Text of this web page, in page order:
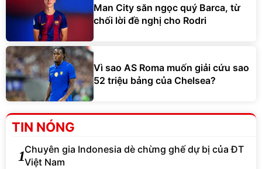
Man City săn ngọc quý Barca, từ
chối lời đề nghị cho Rodri
Vì sao AS Roma muốn giải cứu sao
52 triệu bảng của Chelsea?
TIN NÓNG
1Chuyên gia Indonesia dè chừng ghế dự bị của ĐT
Việt Nam